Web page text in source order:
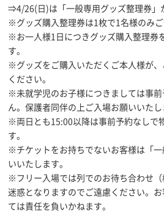
⇒4/26(日)は「一般専用グッズ整理券」
※グッズ購入整理券は1枚で1名様のみご
※お一人様1日につきグッズ購入整理券
す。
※グッズをご購入いただくご本人様が
ください。
※未就学児のお子様につきましては事
ん。保護者同伴の上ご入場お願いいたし
※両日とも15:00以降は事前予約なしで
す。
※チケットをお持ちでないお客様は「
いいたします。
※フリー入場では列でのお待ち合わせ
迷惑となりますのでご遠慮ください。
ては責任を負いかねます。